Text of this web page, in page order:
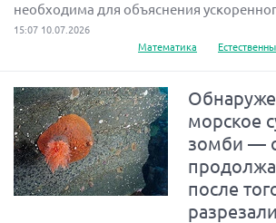
необходима для объяснения
15:07 10.07.2026
Математика
морское
зомби —
после